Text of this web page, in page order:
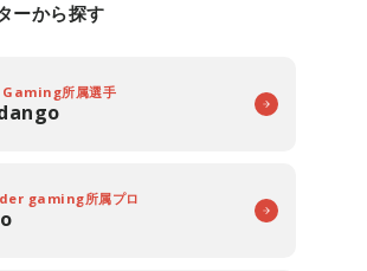
ーから探す
所属選手
gaming所属プロ